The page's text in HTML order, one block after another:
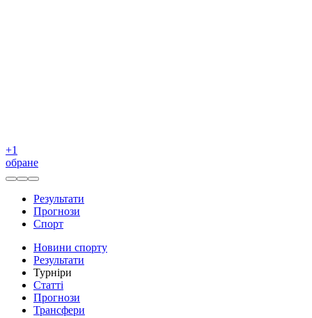
+1
обране
Результати
Прогнози
Спорт
Новини спорту
Результати
Турніри
Статті
Прогнози
Трансфери